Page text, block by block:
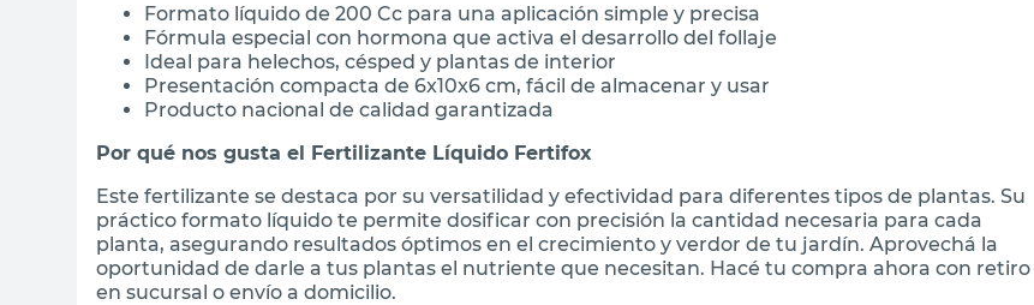
Formato líquido de 200 Cc para una aplicación simple y precisa
Fórmula especial con hormona que activa el desarrollo del follaje
Ideal para helechos, césped y plantas de interior
Presentación compacta de 6x10x6 cm, fácil de almacenar y usar
Producto nacional de calidad garantizada
Por qué nos gusta el Fertilizante Líquido Fertifox
Este fertilizante se destaca por su versatilidad y efectividad para diferentes tipos de plantas. Su
práctico formato líquido te permite dosificar con precisión la cantidad necesaria para cada
planta, asegurando resultados óptimos en el crecimiento y verdor de tu jardín. Aprovechá la
oportunidad de darle a tus plantas el nutriente que necesitan. Hacé tu compra ahora con retiro
en sucursal o envío a domicilio.